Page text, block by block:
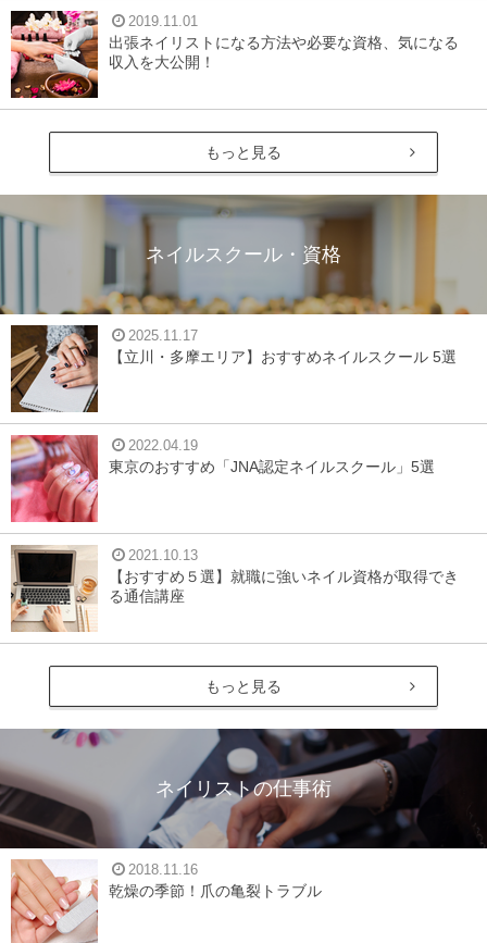
2019.11.01
出張ネイリストになる方法や必要な資格、気になる
収入を大公開！
もっと見る
ネイルスクール・資格
2025.11.17
【立川・多摩エリア】おすすめネイルスクール 5選
2022.04.19
東京のおすすめ「JNA認定ネイルスクール」5選
2021.10.13
【おすすめ５選】就職に強いネイル資格が取得でき
る通信講座
もっと見る
ネイリストの仕事術
2018.11.16
乾燥の季節！爪の亀裂トラブル